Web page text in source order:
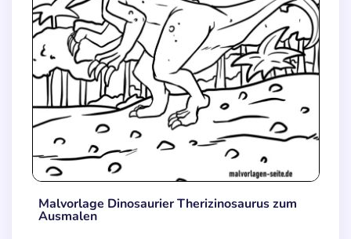
Malvorlage Dinosaurier Therizinosaurus zum
Ausmalen